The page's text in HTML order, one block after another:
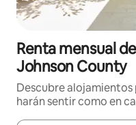
Renta mensual
Johnson County
Descubre
harán sentir como en